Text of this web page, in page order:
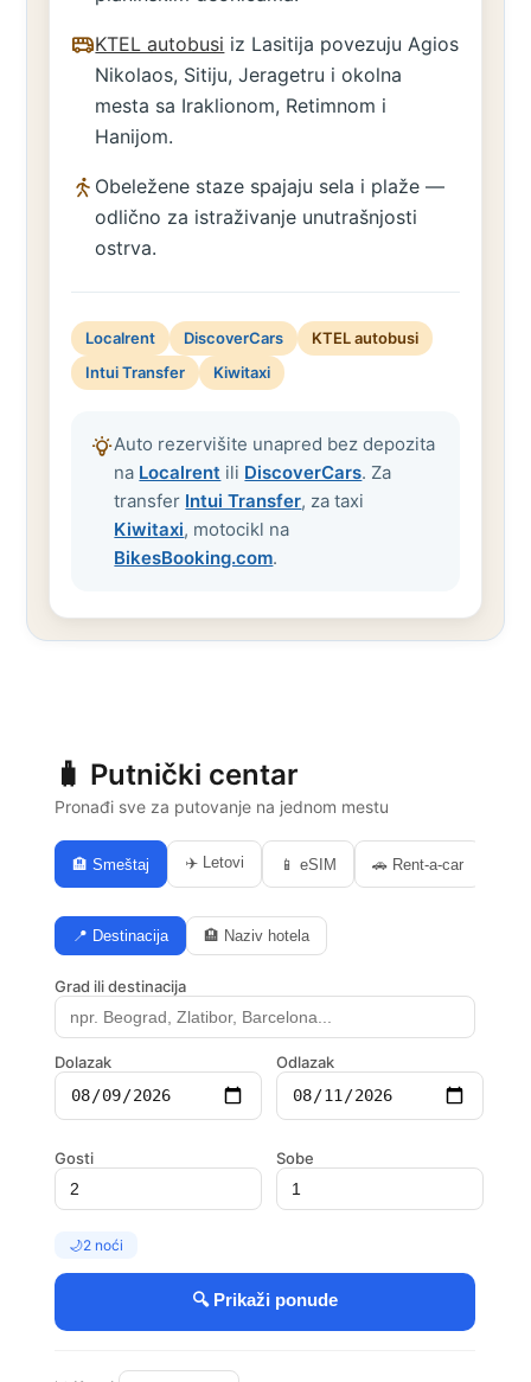
KTEL autobusi iz Lasitija povezuju Agios
Nikolaos, Sitiju, Jeragetru i okolna
mesta sa Iraklionom, Retimnom i
Hanijom.
Obeležene staze spajaju sela i plaže —
odlično za istraživanje unutrašnjosti
ostrva.
Localrent DiscoverCars
KTEL autobusi
Intui Transfer
Kiwitaxi
Auto rezervišite unapred bez depozita
na Localrent ili DiscoverCars. Za
transfer Intui Transfer, za taxi
Kiwitaxi, motocikl na
BikesBooking.com.